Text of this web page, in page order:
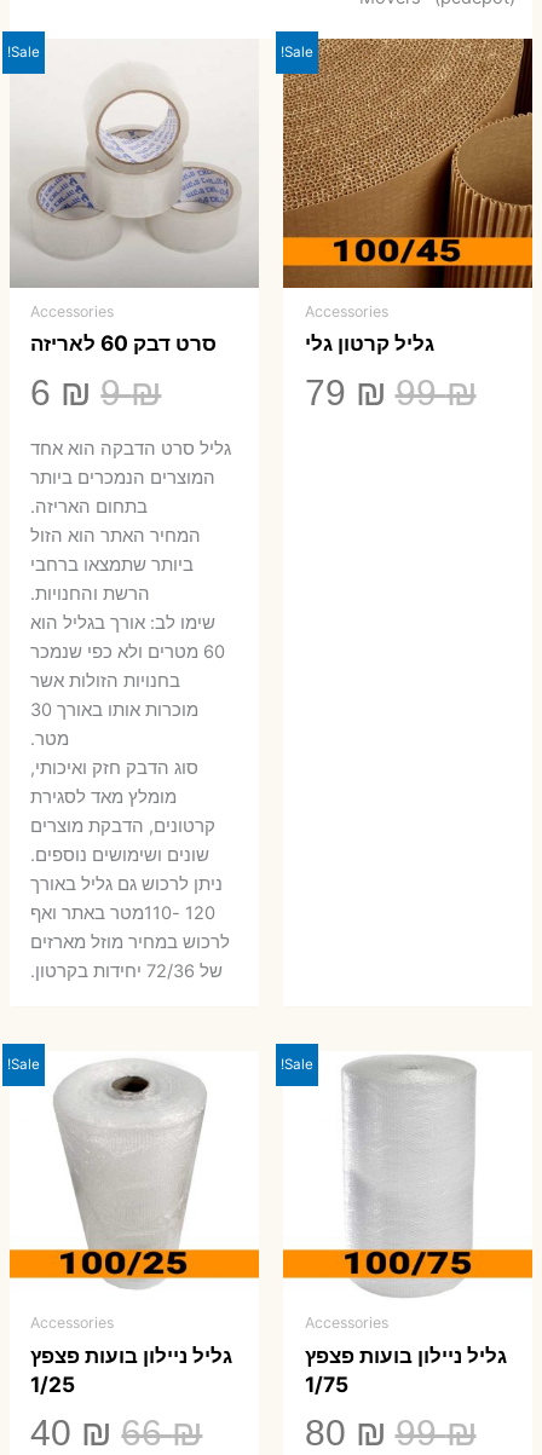
Sale!
Accessories
גליל קרטון גלי
99₪
המחיר
79 ₪
הנוכחי
Sale!
Accessories
סרט דבק 60 לאריזה
9₪
היה:
9 ₪.
6 ₪
6 ₪.
גליל סרט הדבקה הוא אחד
המוצרים הנמכרים ביותר
בתחום האריזה.
המחיר האתר הוא הזול
ביותר שתמצאו ברחבי
הרשת והחנויות.
שימו לב: אורך בגליל הוא
60 מטרים ולא כפי שנמכר
בחנויות הזולות אשר
מוכרות אותו באורך 30
מטר.
סוג הדבק חזק ואיכותי,
מומלץ מאד לסגירת
קרטונים, הדבקת מוצרים
שונים ושימושים נוספים.
ניתן לרכוש גם גליל באורך
120 -110מטר באתר ואף
לרכוש במחיר מוזל מארזים
של 72/36 יחידות בקרטון.
Sale!
Accessories
גליל ניילון בועות פצפץ
1/75
99₪
המחיר
80 ₪
Sale!
Accessories
גליל ניילון בועות פצפץ
1/25
66₪
המחיר
40 ₪